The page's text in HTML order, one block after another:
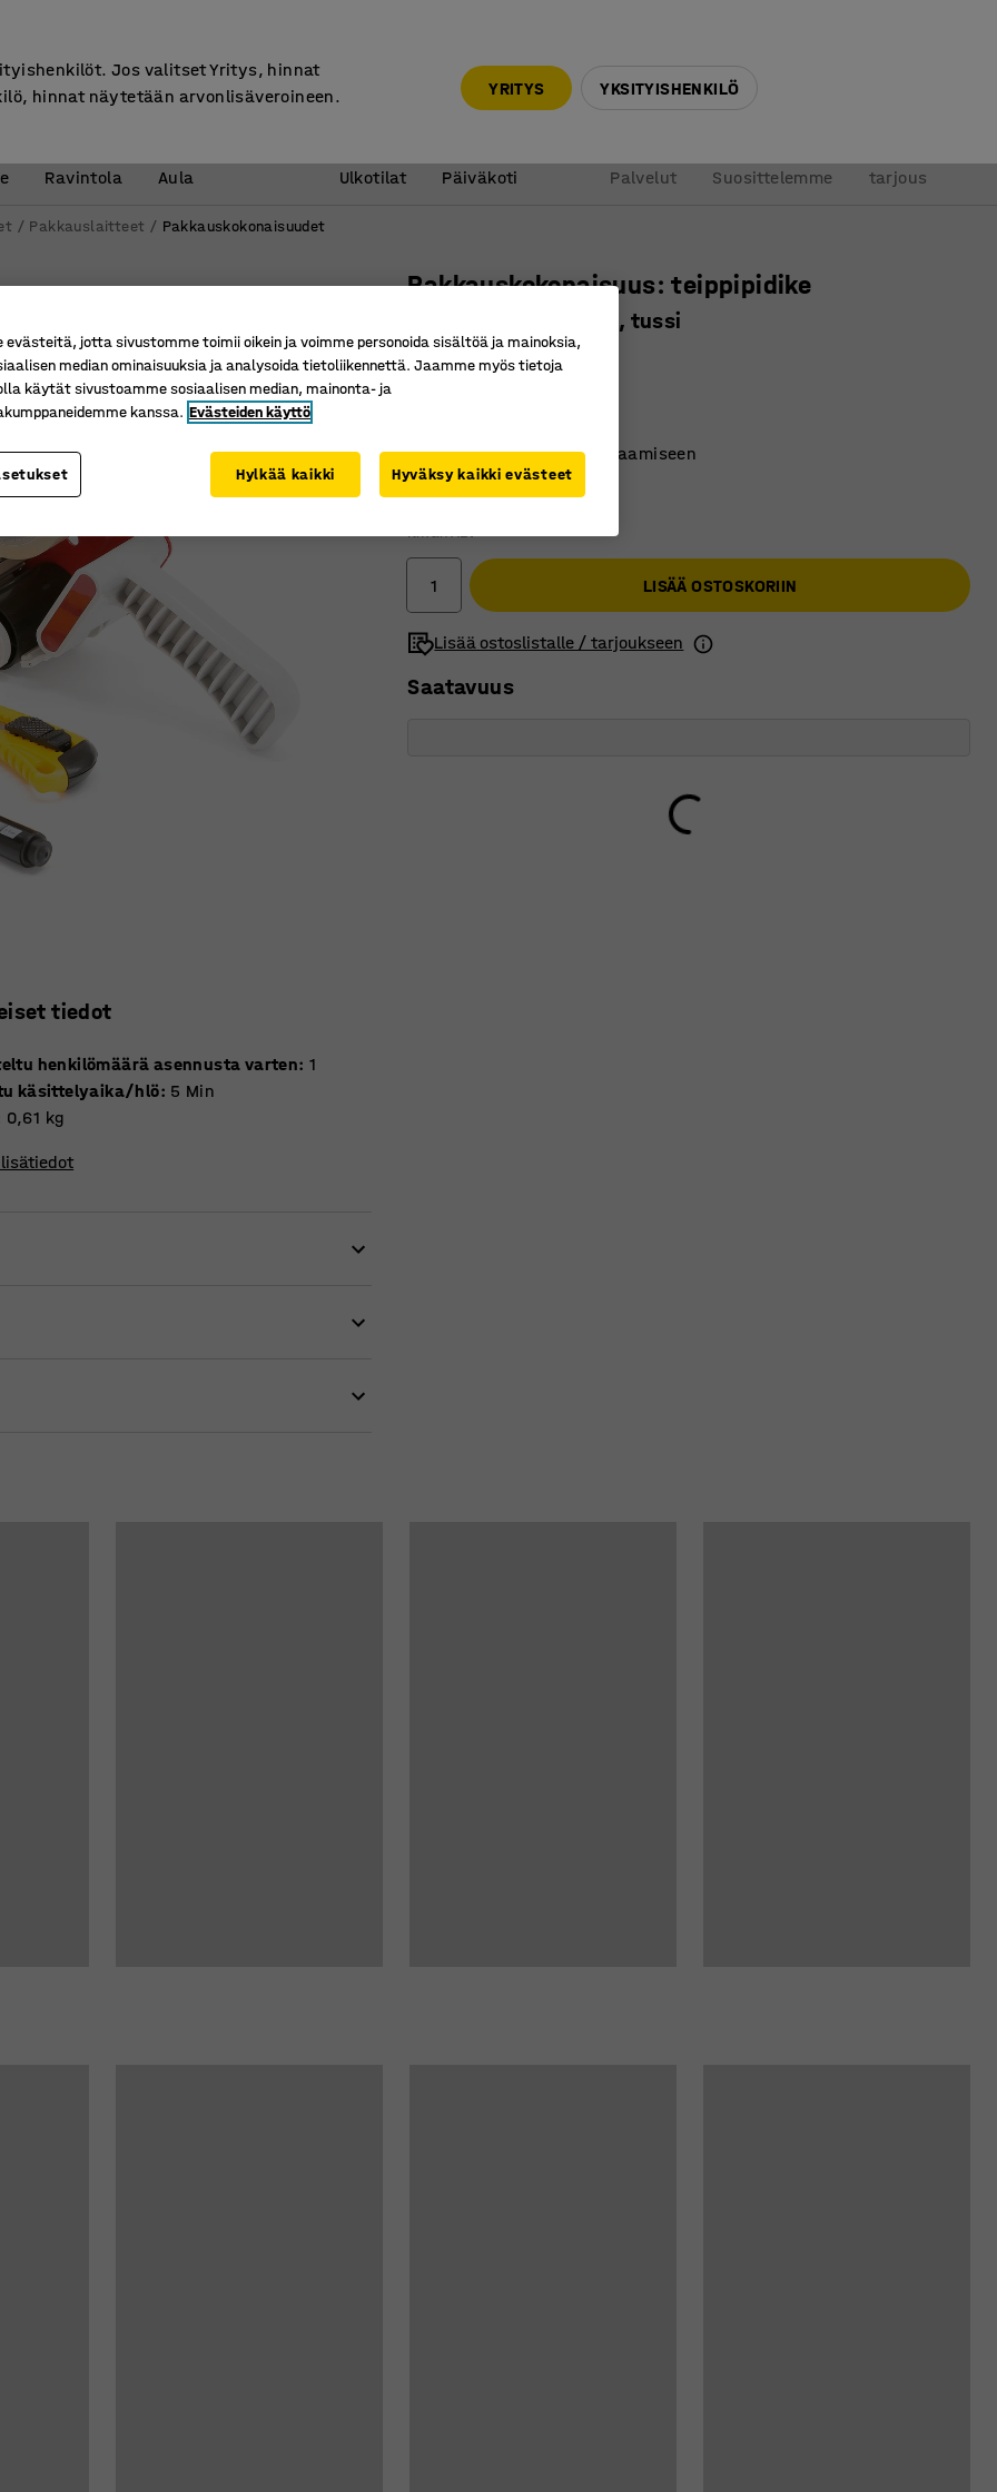
Ravintola
Aula
Ulkotilat
Päiväkoti
Palvelut Suosittelemme
tarjous
Pakkauslaitteet Pakkauskokonaisuudet
tiedot
henkilömäärä asennusta varten: 1
käsittelyaika/hlö: 5 Min
0,61 kg
veitsi ja ei-vesiliukoinen
Pakkauskokonaisuus: teippipidike
Pakkausteippi, veitsi, tussi
Tuotenumero :31048
Sopii muuttoihin ja pakkaamiseen
18,00 €
Ilman ALV
LISÄÄ OSTOSKORIIN
Lisää ostoslistalle / tarjoukseen
Saatavuus
Jos valitset Yritys, hinnat
hinnat näytetään arvonlisäveroineen.
YRITYS YKSITYISHENKILÖ
evästeitä, jotta sivustomme toimii oikein ja voimme personoida sisältöä ja mainoksia,
median ominaisuuksia ja analysoida tietoliikennettä. Jaamme myös tietoja
käytät sivustoamme sosiaalisen median, mainonta- ja
kanssa. Evästeiden käyttö
Hylkää kaikki Hyväksy kaikki evästeet